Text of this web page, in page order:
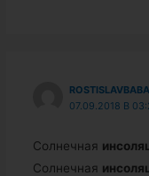
07.09.2018 В
Солнечная
Солнечная